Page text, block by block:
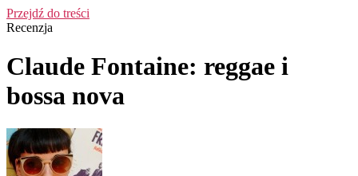
Przejdź do treści
Recenzja
Claude Fontaine: reggae i
bossa nova